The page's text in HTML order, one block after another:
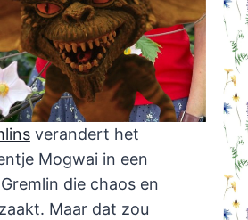
verandert het
Mogwai in een
die chaos en
Maar dat zou